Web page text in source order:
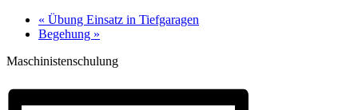
« Übung Einsatz in Tiefgaragen
Begehung »
Maschinistenschulung